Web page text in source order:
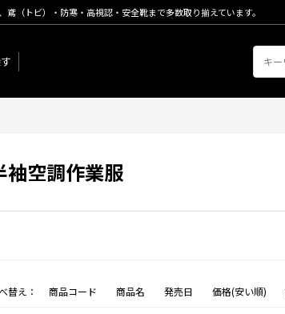
（トビ）・防寒・高視認・安全靴まで多数取り揃えています。
袖空調作業服
替え： 商品コード 商品名 発売日 価格(安い順)